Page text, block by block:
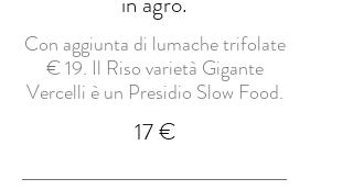
Con aggiunta di lumache trifolate
€ 19. Il Riso varietà Gigante
Vercelli è un Presidio Slow Food.
17 €